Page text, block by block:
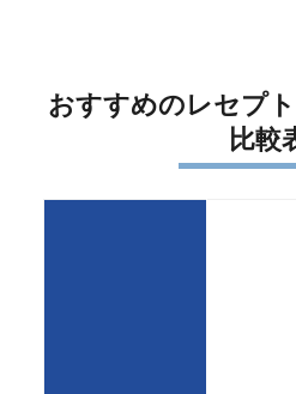
おすすめのレセプ
比較